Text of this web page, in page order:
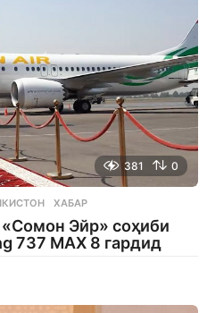
381 0
,ХАБАР
Эйр» соҳиби
737 MAX 8 гардид